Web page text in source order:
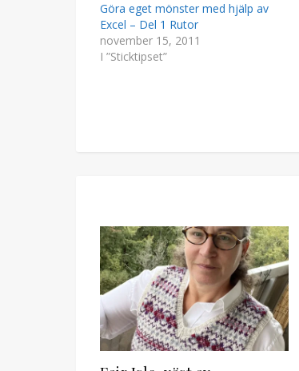
Göra eget mönster med hjälp av
Excel – Del 1 Rutor
november 15, 2011
I ”Sticktipset”